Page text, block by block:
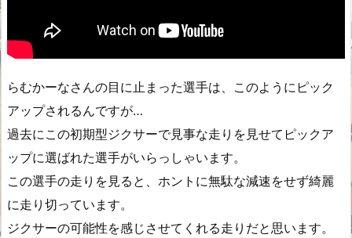
らむかーなさんの目に止まった選手は、このようにピック
アップされるんですが…
過去にこの初期型ジクサーで見事な走りを見せてピックア
ップに選ばれた選手がいらっしゃいます。
この選手の走りを見ると、ホントに無駄な減速をせず綺麗
に走り切っています。
ジクサーの可能性を感じさせてくれる走りだと思います。